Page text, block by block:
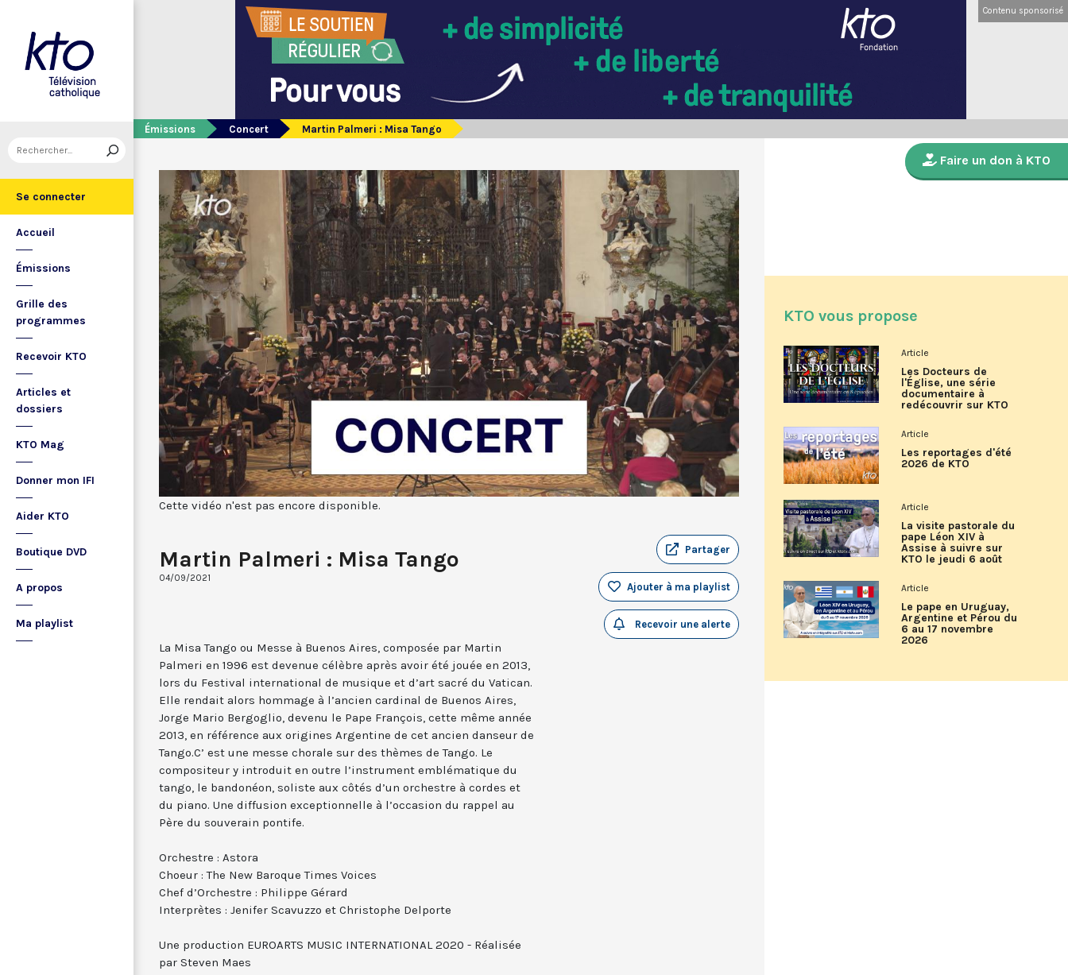
Se connecter
Accueil
Émissions
Grille des
programmes
Recevoir KTO
Articles et
dossiers
KTO Mag
Donner mon IFI
Aider KTO
Boutique DVD
A propos
Ma playlist
Contenu sponsorisé
Émissions Concert Martin Palmeri : Misa Tango
Cette vidéo n'est pas encore disponible.
Martin Palmeri : Misa Tango
04/09/2021
Partager
Ajouter à ma playlist
Recevoir une alerte
La Misa Tango ou Messe à Buenos Aires, composée par Martin
Palmeri en 1996 est devenue célèbre après avoir été jouée en 2013,
lors du Festival international de musique et d’art sacré du Vatican.
Elle rendait alors hommage à l’ancien cardinal de Buenos Aires,
Jorge Mario Bergoglio, devenu le Pape François, cette même année
2013, en référence aux origines Argentine de cet ancien danseur de
Tango.C’ est une messe chorale sur des thèmes de Tango. Le
compositeur y introduit en outre l’instrument emblématique du
tango, le bandonéon, soliste aux côtés d’un orchestre à cordes et
du piano. Une diffusion exceptionnelle à l’occasion du rappel au
Père du souverain pontife.
Orchestre : Astora
Choeur : The New Baroque Times Voices
Chef d’Orchestre : Philippe Gérard
Interprètes : Jenifer Scavuzzo et Christophe Delporte
Une production EUROARTS MUSIC INTERNATIONAL 2020 - Réalisée
par Steven Maes
Faire un don à KTO
KTO vous propose
Article
Les Docteurs de
l'Église, une série
documentaire à
redécouvrir sur KTO
Article
Les reportages d'été
2026 de KTO
Article
La visite pastorale du
pape Léon XIV à
Assise à suivre sur
KTO le jeudi 6 août
Article
Le pape en Uruguay,
Argentine et Pérou du
6 au 17 novembre
2026